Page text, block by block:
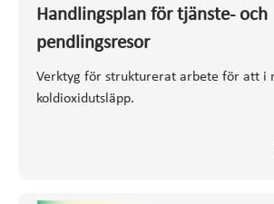
Handlingsplan för tjänste- och
pendlingsresor
Verktyg för strukturerat arbete för att i
koldioxidutsläpp.